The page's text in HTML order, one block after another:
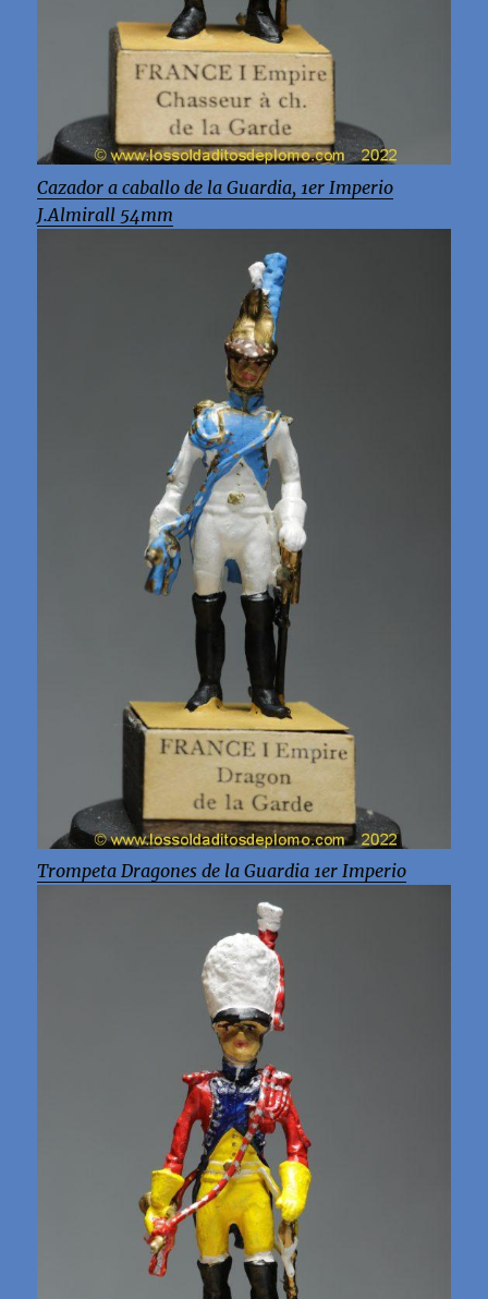
Cazador a caballo de la Guardia, 1er Imperio
J.Almirall 54mm
Trompeta Dragones de la Guardia 1er Imperio